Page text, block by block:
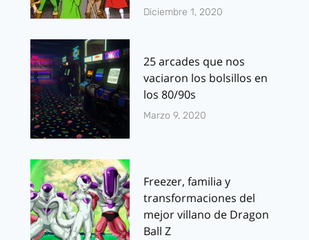
Diciembre 1, 2020
25 arcades que nos
vaciaron los bolsillos en
los 80/90s
Marzo 9, 2020
Freezer, familia y
transformaciones del
mejor villano de Dragon
Ball Z